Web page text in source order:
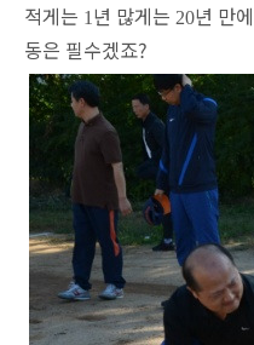
적게는 1 년 많게는 20년 만
동은 필수겠죠?